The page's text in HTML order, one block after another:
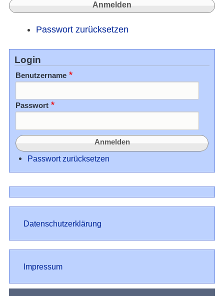
Passwort zurücksetzen
Login
Benutzername
Passwort
Passwort zurücksetzen
Datenschutz
Datenschutzerklärung
Impressum
Impressum